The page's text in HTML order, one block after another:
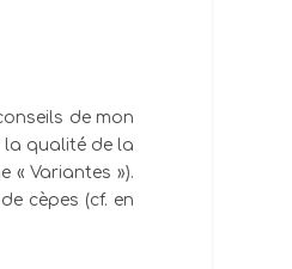
de mon
la qualité de la
« Variantes »).
cèpes (cf. en